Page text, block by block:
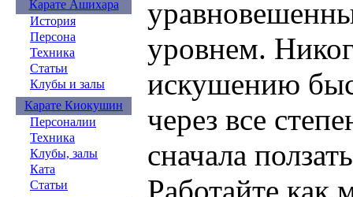
Карате Ашихара
История
Персона
Техника
Статьи
Клубы и залы
Карате Киокушин
Персоналии
Техника
Клубы, залы
Ката
Статьи
уровнем.
искушению
через все
сначала